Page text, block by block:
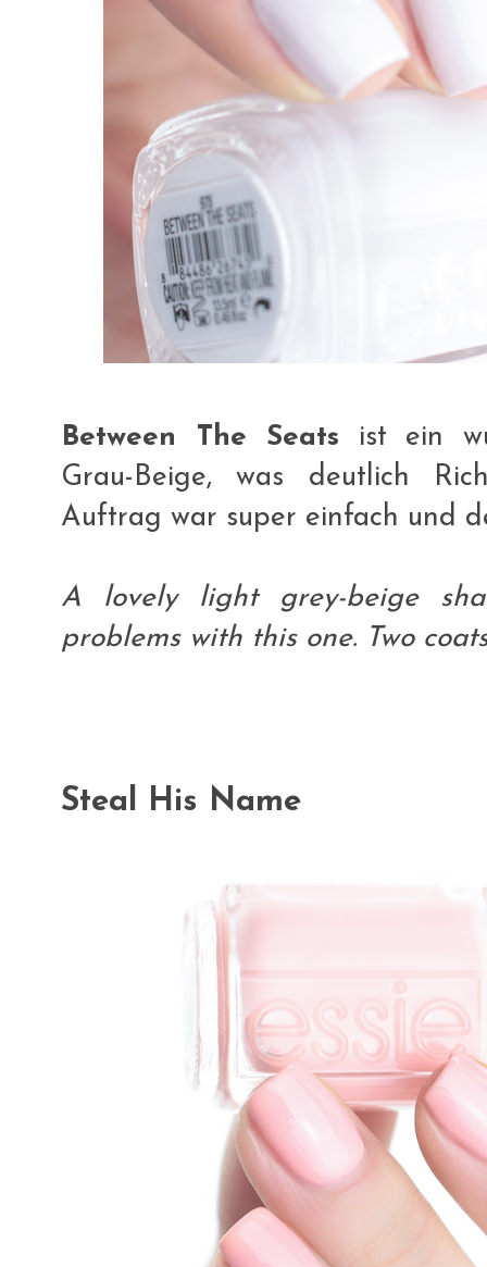
Between The Seats ist ein
Grau-Beige, was deutlich
Auftrag war super einfach und
A lovely light grey-beige
problems with this one. Two
Steal His Name